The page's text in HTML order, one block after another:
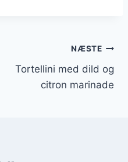
NÆSTE
Tortellini med dild og
citron marinade